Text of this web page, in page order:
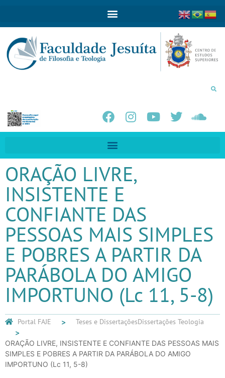
ORAÇÃO LIVRE,
INSISTENTE E
CONFIANTE DAS
PESSOAS MAIS SIMPLES
E POBRES A PARTIR DA
PARÁBOLA DO AMIGO
IMPORTUNO (Lc 11, 5-8)
Portal FAJE Teses e DissertaçõesDissertações Teologia
ORAÇÃO LIVRE, INSISTENTE E CONFIANTE DAS PESSOAS MAIS
SIMPLES E POBRES A PARTIR DA PARÁBOLA DO AMIGO
IMPORTUNO (Lc 11, 5-8)